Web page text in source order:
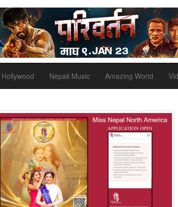
Hollywood Nepali Music Amazing World